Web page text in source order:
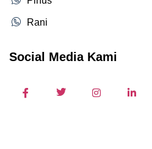
Rani
Social Media Kami